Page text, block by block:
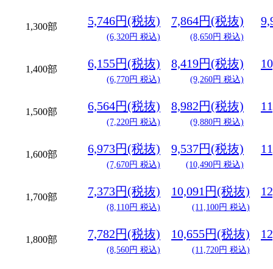
1,300部 5,746円(税抜)
(6,320円 税込)
7,864円(税抜)
(8,650円 税込)
1,400部 6,155円(税抜)
(6,770円 税込)
8,419円(税抜)
(9,260円 税込)
1,500部 6,564円(税抜)
(7,220円 税込)
8,982円(税抜)
(9,880円 税込)
1,600部 6,973円(税抜)
(7,670円 税込)
9,537円(税抜)
(10,490円 税込)
1,700部 7,373円(税抜)
(8,110円 税込)
10,091円(税抜)
(11,100円 税込)
1,800部 7,782円(税抜)
(8,560円 税込)
10,655円(税抜)
(11,720円 税込)